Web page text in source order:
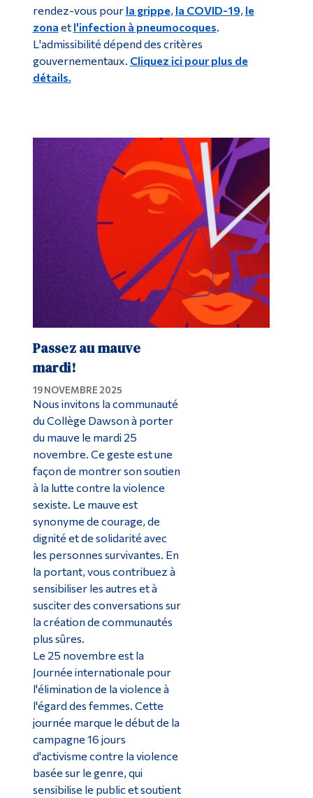
rendez-vous pour la grippe, la COVID-19, le
zona et l'infection à pneumocoques.
L'admissibilité dépend des critères
gouvernementaux. Cliquez ici pour plus de
détails.
Passez au mauve
mardi!
19 NOVEMBRE 2025
Nous invitons la communauté
du Collège Dawson à porter
du mauve le mardi 25
novembre. Ce geste est une
façon de montrer son soutien
à la lutte contre la violence
sexiste. Le mauve est
synonyme de courage, de
dignité et de solidarité avec
les personnes survivantes. En
la portant, vous contribuez à
sensibiliser les autres et à
susciter des conversations sur
la création de communautés
plus sûres.
Le 25 novembre est la
Journée internationale pour
l'élimination de la violence à
l'égard des femmes. Cette
journée marque le début de la
campagne 16 jours
d'activisme contre la violence
basée sur le genre, qui
sensibilise le public et soutient